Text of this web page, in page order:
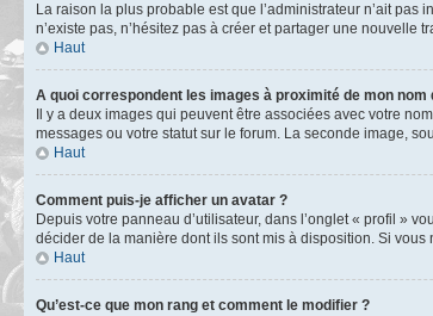
La raison la plus probable est que l’administrateur n’ait
n’existe pas, n’hésitez pas à créer et partager une nouvelle
Haut
A quoi correspondent les images à proximité de mon nom
Il y a deux images qui peuvent être associées avec votre
messages ou votre statut sur le forum. La seconde image,
Haut
Comment puis-je afficher un avatar ?
Depuis votre panneau d’utilisateur, dans l’onglet « profil »
décider de la manière dont ils sont mis à disposition. Si
Haut
Qu’est-ce que mon rang et comment le modifier ?